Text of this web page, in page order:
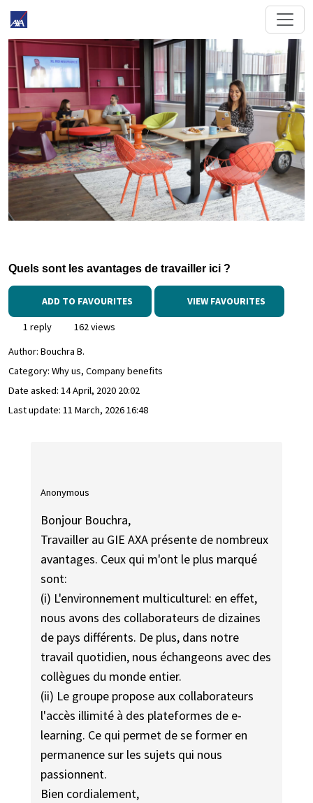
Quels sont les avantages de travailler ici ?
ADD TO FAVOURITES VIEW FAVOURITES
1 reply
162 views
Author: Bouchra B.
Category: Why us, Company benefits
Date asked: 14 April, 2020 20:02
Last update: 11 March, 2026 16:48
Anonymous
Bonjour Bouchra,
Travailler au GIE AXA présente de nombreux
avantages. Ceux qui m'ont le plus marqué
sont:
(i) L'environnement multiculturel: en effet,
nous avons des collaborateurs de dizaines
de pays différents. De plus, dans notre
travail quotidien, nous échangeons avec des
collègues du monde entier.
(ii) Le groupe propose aux collaborateurs
l'accès illimité à des plateformes de e-
learning. Ce qui permet de se former en
permanence sur les sujets qui nous
passionnent.
Bien cordialement,